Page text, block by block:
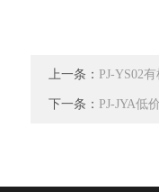
上一条： PJ-YS02
下一条： PJ-JYA低